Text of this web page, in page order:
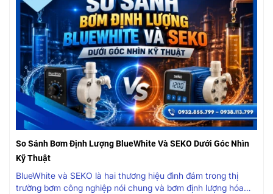
So Sánh Bơm Định Lượng BlueWhite Và SEKO Dưới Góc Nhìn
Kỹ Thuật
BlueWhite và SEKO là hai thương hiệu đình đám trong thị
trường bơm công nghiệp nói chung và bơm định lượng hóa